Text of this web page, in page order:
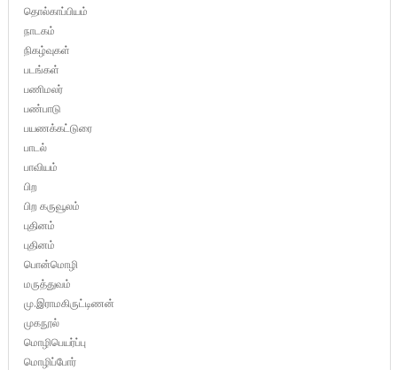
தொல்காப்பியம்
நாடகம்
நிகழ்வுகள்
படங்கள்
பணிமலர்
பண்பாடு
பயணக்கட்டுரை
பாடல்
பாவியம்
பிற
பிற கருவூலம்
புதினம்
புதினம்
பொன்மொழி
மருத்துவம்
மு.இராமகிருட்டிணன்
முகநூல்
மொழிபெயர்ப்பு
மொழிப்போர்